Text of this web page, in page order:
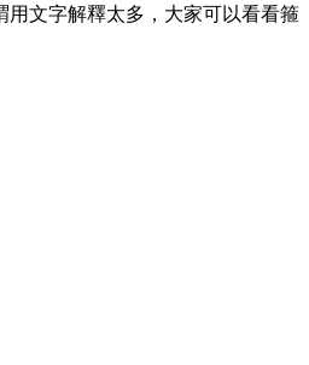
用文字解釋太多，大家可以看看箍